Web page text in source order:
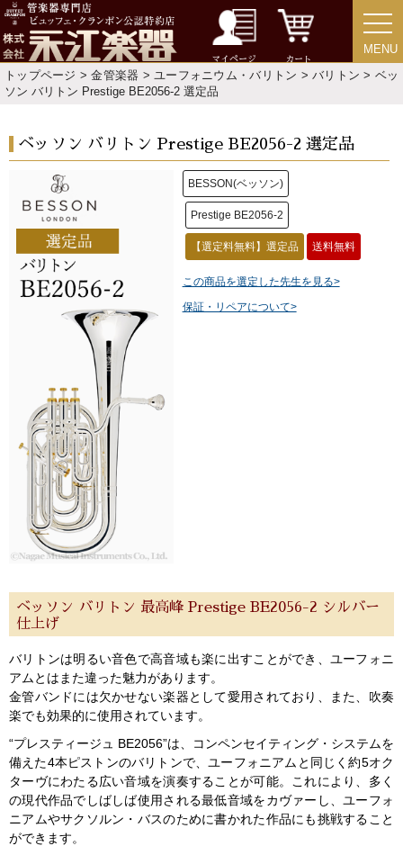
マイページ カート
MENU
MENU
トップページ >金管楽器 >ユーフォニウム・バリトン >バリトン > ベッ
ソン バリトン Prestige BE2056-2 選定品
ベッソン バリトン Prestige BE2056-2 選定品
BESSON(ベッソン)
Prestige BE2056-2
【選定料無料】選定品 送料無料
この商品を選定した先生を見る>
保証・リペアについて>
ベッソン バリトン 最高峰 Prestige BE2056-2 シルバー
仕上げ
バリトンは明るい音色で高音域も楽に出すことができ、ユーフォニ
アムとはまた違った魅力があります。
金管バンドには欠かせない楽器として愛用されており、また、吹奏
楽でも効果的に使用されています。
“プレスティージュ BE2056”は、コンペンセイティング・システムを
備えた4本ピストンのバリトンで、ユーフォニアムと同じく約5オク
ターヴにわたる広い音域を演奏することが可能。これにより、多く
の現代作品でしばしば使用される最低音域をカヴァーし、ユーフォ
ニアムやサクソルン・バスのために書かれた作品にも挑戦すること
ができます。